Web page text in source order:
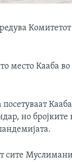
Комитетот
место Кааба во
Кааба
но бројките
сите